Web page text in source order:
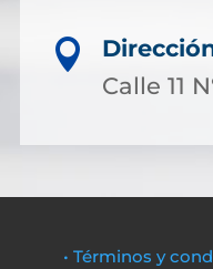

Calle 11
• Términos y